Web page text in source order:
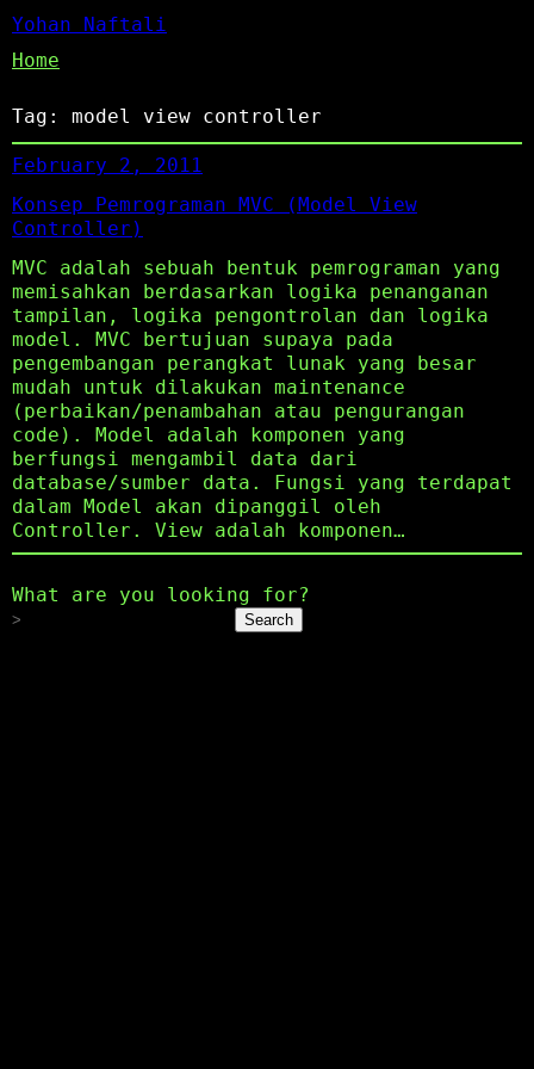
Yohan Naftali
Home
Tag: model view controller
February 2, 2011
Konsep Pemrograman MVC (Model View
Controller)
MVC adalah sebuah bentuk pemrograman yang
memisahkan berdasarkan logika penanganan
tampilan, logika pengontrolan dan logika
model. MVC bertujuan supaya pada
pengembangan perangkat lunak yang besar
mudah untuk dilakukan maintenance
(perbaikan/penambahan atau pengurangan
code). Model adalah komponen yang
berfungsi mengambil data dari
database/sumber data. Fungsi yang terdapat
dalam Model akan dipanggil oleh
Controller. View adalah komponen…
What are you looking for?
Search